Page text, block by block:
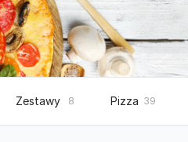
Zestawy 8 Pizza 39